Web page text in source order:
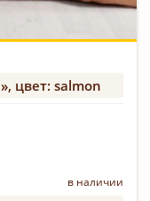
цвет: salmon
в наличии